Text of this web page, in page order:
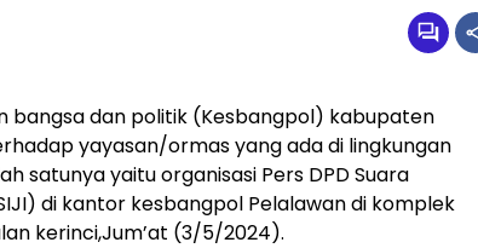
bangsa dan politik (Kesbangpol) kabupaten
yayasan/ormas yang ada di lingkungan
satunya yaitu organisasi Pers DPD Suara
di kantor kesbangpol Pelalawan di komplek
kerinci,Jum’at (3/5/2024).